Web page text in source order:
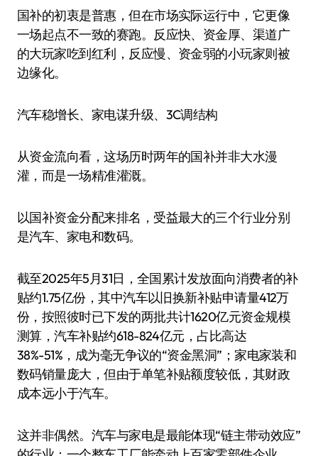
国补的初衷是普惠，但在市场实际运行中，它更像
一场起点不一致的赛跑。反应快、资金厚、渠道广
的大玩家吃到红利，反应慢、资金弱的小玩家则被
边缘化。
汽车稳增长、家电谋升级、3C调结构
从资金流向看，这场历时两年的国补并非大水漫
灌，而是一场精准灌溉。
以国补资金分配来排名，受益最大的三个行业分别
是汽车、家电和数码。
截至2025年5月31日，全国累计发放面向消费者的补
贴约1.75亿份，其中汽车以旧换新补贴申请量412万
份，按照彼时已下发的两批共计1620亿元资金规模
测算，汽车补贴约618-824亿元，占比高达
38%-51%，成为毫无争议的“资金黑洞”；家电家装和
数码销量庞大，但由于单笔补贴额度较低，其财政
成本远小于汽车。
这并非偶然。汽车与家电是最能体现“链主带动效应”